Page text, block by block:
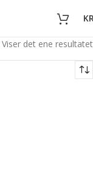
Viser det ene resultatet